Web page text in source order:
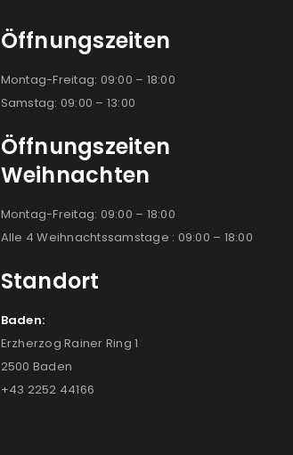
Öffnungszeiten
Montag-Freitag: 09:00 – 18:00
Samstag: 09:00 – 13:00
Öffnungszeiten
Weihnachten
Montag-Freitag: 09:00 – 18:00
Alle 4 Weihnachtssamstage : 09:00 – 18:00
Standort
Baden:
Erzherzog Rainer Ring 1
2500 Baden
+43 2252 44166